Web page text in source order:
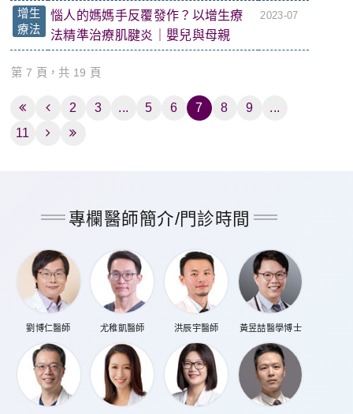
增生
療法
惱人的媽媽手反覆發作？以增生療
法精準治療肌腱炎｜嬰兒與母親
2023-07
第 7 頁，共 19 頁
2 3 ... 5 6 7 8 9
...
11
專欄醫師簡介/門診時間
劉博仁醫師 尤稚凱醫師 洪辰宇醫師 黃昱喆醫學博士